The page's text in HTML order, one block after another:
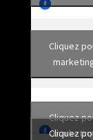
Cliquez
Cliquez
Cliquez